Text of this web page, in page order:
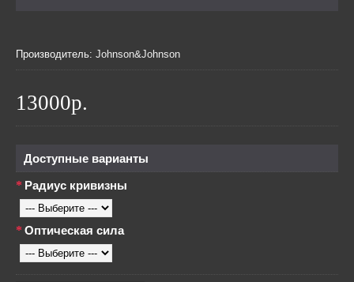
Производитель: Johnson&Johnson
13000р.
Доступные варианты
Радиус кривизны
Оптическая сила